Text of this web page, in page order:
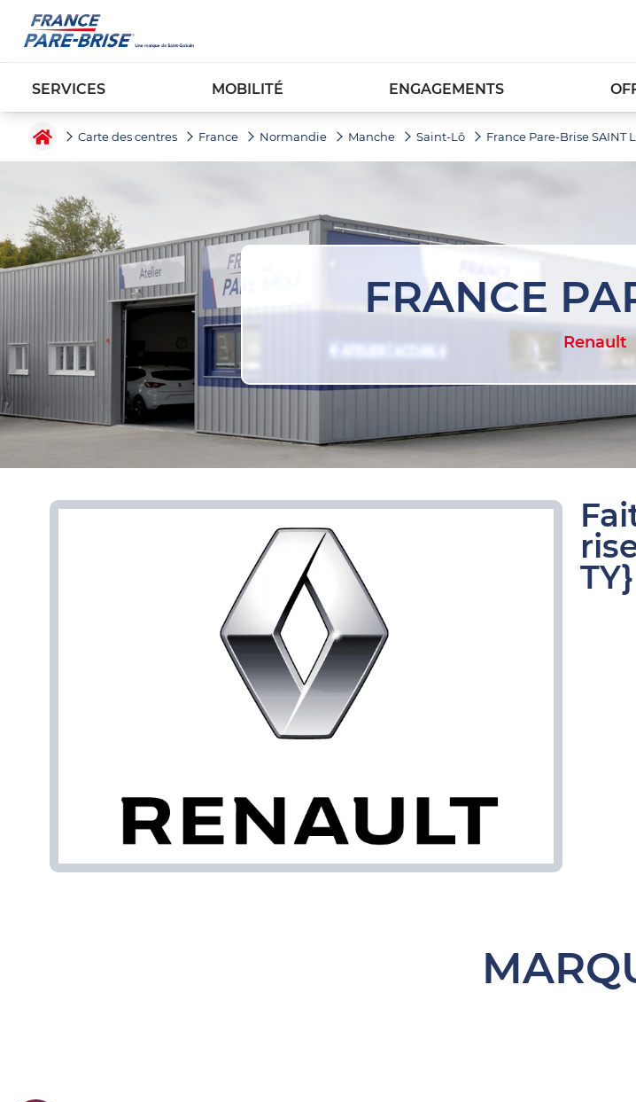
SERVICES MOBILITÉ ENGAGEMENTS
Carte des centres France Normandie Manche Saint-Lô France Pare-Brise SAINT
FRANCE
Renault